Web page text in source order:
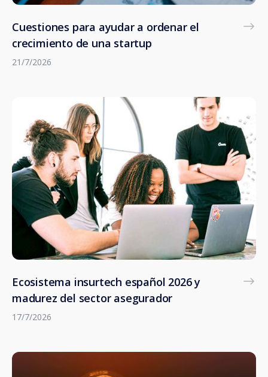
Cuestiones para ayudar a ordenar el
crecimiento de una startup
21/7/2026
Ecosistema insurtech español 2026 y
madurez del sector asegurador
17/7/2026